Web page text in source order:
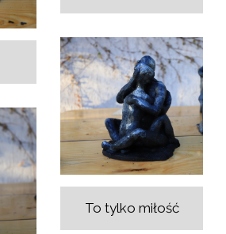
To tylko miłość